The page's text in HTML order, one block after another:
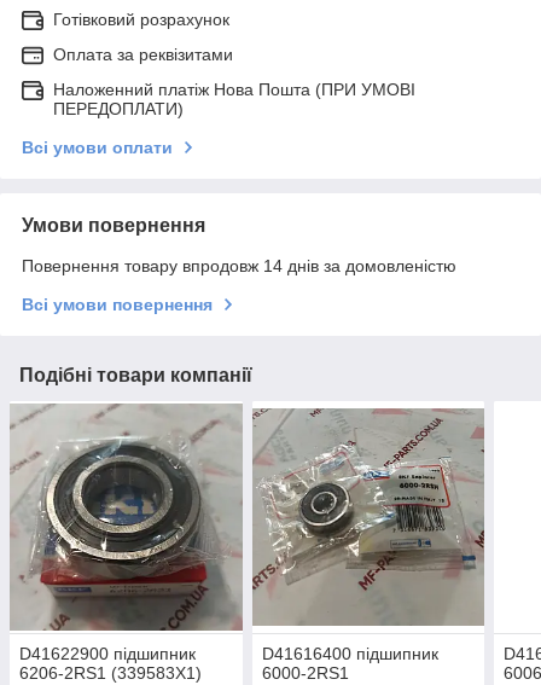
Готівковий розрахунок
Оплата за реквізитами
Наложенний платіж Нова Пошта (ПРИ УМОВІ
ПЕРЕДОПЛАТИ)
Всі умови оплати
Умови повернення
Повернення товару впродовж 14 днів за домовленістю
Всі умови повернення
Подібні товари компанії
D41622900 підшипник
6206-2RS1 (339583X1)
D41616400 підшипник
6000-2RS1